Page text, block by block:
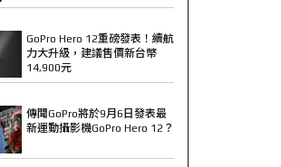
GoPro Hero 12重磅發表！續航
力大升級，建議售價新台幣
14,900元
傳聞GoPro將於9月6日發表最
新運動攝影機GoPro Hero 12？